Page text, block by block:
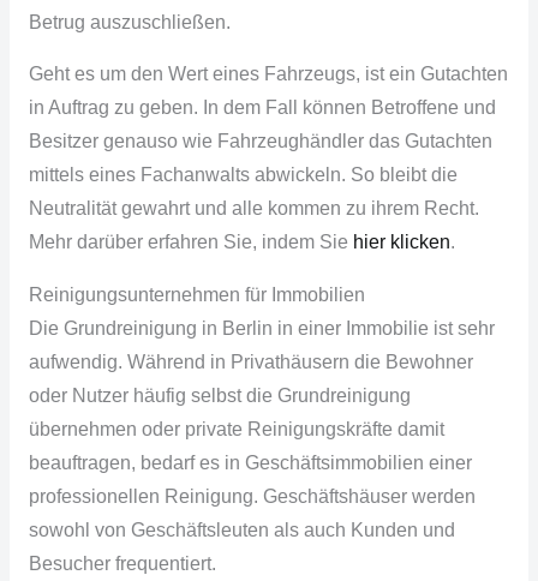
Betrug auszuschließen.
Geht es um den Wert eines Fahrzeugs, ist ein Gutachten
in Auftrag zu geben. In dem Fall können Betroffene und
Besitzer genauso wie Fahrzeughändlerdas Gutachten
mittels eines Fachanwaltsabwickeln. So bleibt die
Neutralität gewahrt und alle kommen zu ihrem Recht.
Mehr darüber erfahren Sie, indem Sie hier klicken.
Reinigungsunternehmen für Immobilien
Die Grundreinigung in Berlin in einer Immobilie ist sehr
aufwendig. Während in Privathäusern die Bewohner
oder Nutzer häufig selbst die Grundreinigung
übernehmen oder private Reinigungskräfte damit
beauftragen, bedarf es in Geschäftsimmobilien einer
professionellen Reinigung. Geschäftshäuser werden
sowohl von Geschäftsleuten als auch Kunden und
Besucher frequentiert.